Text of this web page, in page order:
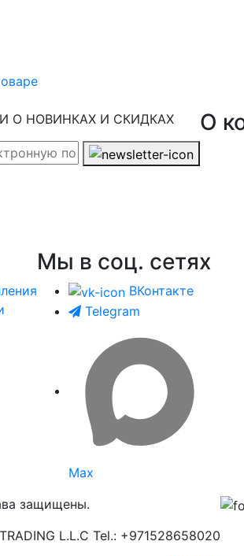
О НОВИНКАХ И СКИДКАХ О
Мы в соц. сетях
ВКонтакте
Telegram
Max
защищены.
L.L.C Tel.: +971528658020